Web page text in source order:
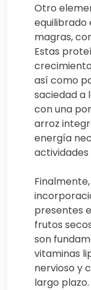
Otro
equilibrado
magras,
Estas
así como
saciedad a
con una
arroz
energía
actividades
presentes
frutos
son
vitaminas
nervioso y
largo plazo.